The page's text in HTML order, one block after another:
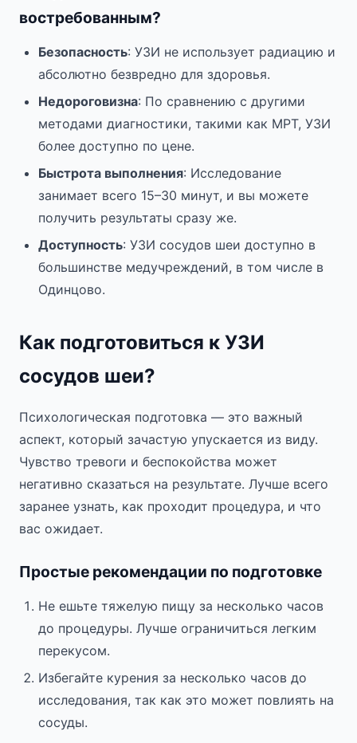
востребованным?
Безопасность: УЗИ не использует радиацию и
абсолютно безвредно для здоровья.
Недороговизна: По сравнению с другими
методами диагностики, такими как МРТ, УЗИ
более доступно по цене.
Быстрота выполнения: Исследование
занимает всего 15–30 минут, и вы можете
получить результаты сразу же.
Доступность: УЗИ сосудов шеи доступно в
большинстве медучреждений, в том числе в
Одинцово.
Как подготовиться к УЗИ
сосудов шеи?
Психологическая подготовка — это важный
аспект, который зачастую упускается из виду.
Чувство тревоги и беспокойства может
негативно сказаться на результате. Лучше всего
заранее узнать, как проходит процедура, и что
вас ожидает.
Простые рекомендации по подготовке
Не ешьте тяжелую пищу за несколько часов
до процедуры. Лучше ограничиться легким
перекусом.
Избегайте курения за несколько часов до
исследования, так как это может повлиять на
сосуды.